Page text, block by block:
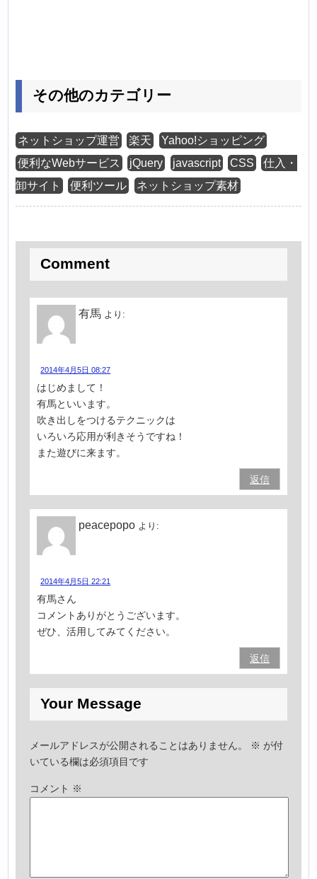
その他のカテゴリー
ネットショップ運営 楽天
Yahoo!ショッピング
便利なWebサービス
jQuery javascript CSS
仕入・
卸サイト
便利ツール ネットショップ素材
Comment
有馬 より:
2014年4月5日 08:27
はじめまして！
有馬といいます。
吹き出しをつけるテクニックは
いろいろ応用が利きそうですね！
また遊びに来ます。
返信
peacepopo より:
2014年4月5日 22:21
有馬さん
コメントありがとうございます。
ぜひ、活用してみてください。
返信
Your Message
メールアドレスが公開されることはありません。 ※ が付
いている欄は必須項目です
コメント ※